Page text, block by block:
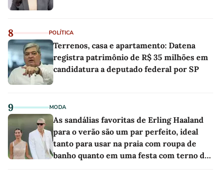
8 POLÍTICA
Terrenos, casa e apartamento: Datena
registra patrimônio de R$ 35 milhões em
candidatura a deputado federal por SP
9 MODA
As sandálias favoritas de Erling Haaland
para o verão são um par perfeito, ideal
tanto para usar na praia com roupa de
banho quanto em uma festa com terno de